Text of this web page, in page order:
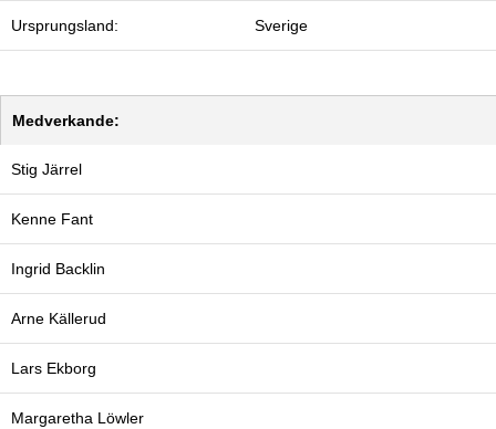
Ursprungsland: Sverige
Medverkande:
Stig Järrel
Kenne Fant
Ingrid Backlin
Arne Källerud
Lars Ekborg
Margaretha Löwler